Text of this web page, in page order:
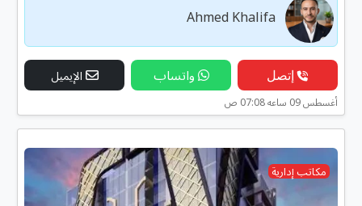
Ahmed Khalifa
إتصل واتساب الإيميل
أغسطس 09 ساعه 07:08 ص
مكاتب إدارية